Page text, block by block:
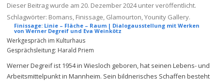
Dieser Beitrag wurde am 20. Dezember 2024unter veröffentlicht.
Schlagwörter: Bomans, Finissage, Glamourton,Younity Gallery.
Finissage: Linie – Fläche – Raum | Dialogausstellung mit Werken
von Werner Degreif und Eva Weinkötz
Werkgespräch im Kulturhaus
Gesprächsleitung: Harald Priem
Werner Degreif ist 1954 in Wiesloch geboren, hat seinen Lebens- und
Arbeitsmittelpunkt in Mannheim. Sein bildnerisches Schaffen besteht